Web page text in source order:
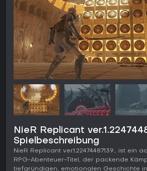
NieR Replicant
Spielbeschreibung
NieR Replicant ver.1.22474487139... ist ein
RPG-Abenteuer-Titel, der packende
tiefgründigen, emotionalen Geschichte